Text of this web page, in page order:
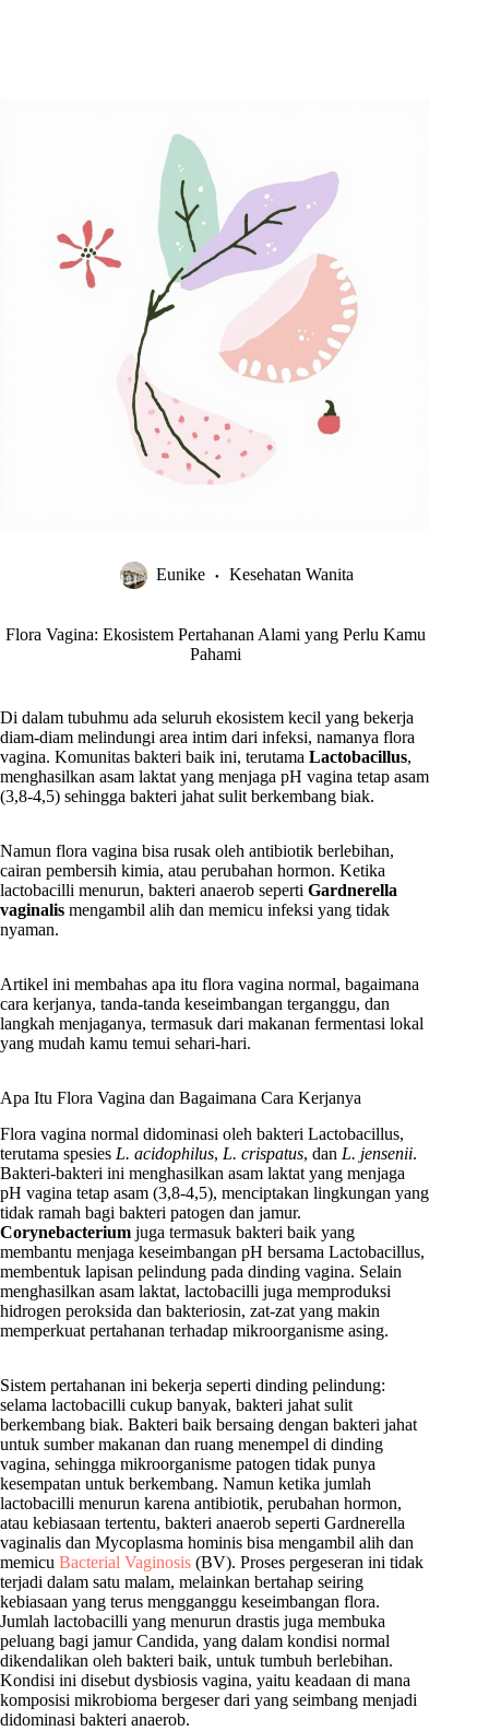
Eunike Kesehatan Wanita
Flora Vagina: Ekosistem Pertahanan Alami yang Perlu Kamu
Pahami
Di dalam tubuhmu ada seluruh ekosistem kecil yang bekerja
diam-diam melindungi area intim dari infeksi, namanya flora
vagina. Komunitas bakteri baik ini, terutama Lactobacillus,
menghasilkan asam laktat yang menjaga pH vagina tetap asam
(3,8-4,5) sehingga bakteri jahat sulit berkembang biak.
Namun flora vagina bisa rusak oleh antibiotik berlebihan,
cairan pembersih kimia, atau perubahan hormon. Ketika
lactobacilli menurun, bakteri anaerob seperti Gardnerella
vaginalis mengambil alih dan memicu infeksi yang tidak
nyaman.
Artikel ini membahas apa itu flora vagina normal, bagaimana
cara kerjanya, tanda-tanda keseimbangan terganggu, dan
langkah menjaganya, termasuk dari makanan fermentasi lokal
yang mudah kamu temui sehari-hari.
Apa Itu Flora Vagina dan Bagaimana Cara Kerjanya
Flora vagina normal didominasi oleh bakteri Lactobacillus,
terutama spesies L. acidophilus, L. crispatus, dan L. jensenii.
Bakteri-bakteri ini menghasilkan asam laktat yang menjaga
pH vagina tetap asam (3,8-4,5), menciptakan lingkungan yang
tidak ramah bagi bakteri patogen dan jamur.
Corynebacterium juga termasuk bakteri baik yang
membantu menjaga keseimbangan pH bersama Lactobacillus,
membentuk lapisan pelindung pada dinding vagina. Selain
menghasilkan asam laktat, lactobacilli juga memproduksi
hidrogen peroksida dan bakteriosin, zat-zat yang makin
memperkuat pertahanan terhadap mikroorganisme asing.
Sistem pertahanan ini bekerja seperti dinding pelindung:
selama lactobacilli cukup banyak, bakteri jahat sulit
berkembang biak. Bakteri baik bersaing dengan bakteri jahat
untuk sumber makanan dan ruang menempel di dinding
vagina, sehingga mikroorganisme patogen tidak punya
kesempatan untuk berkembang. Namun ketika jumlah
lactobacilli menurun karena antibiotik, perubahan hormon,
atau kebiasaan tertentu, bakteri anaerob seperti Gardnerella
vaginalis dan Mycoplasma hominis bisa mengambil alih dan
memicu Bacterial Vaginosis (BV). Proses pergeseran ini tidak
terjadi dalam satu malam, melainkan bertahap seiring
kebiasaan yang terus mengganggu keseimbangan flora.
Jumlah lactobacilli yang menurun drastis juga membuka
peluang bagi jamur Candida, yang dalam kondisi normal
dikendalikan oleh bakteri baik, untuk tumbuh berlebihan.
Kondisi ini disebut dysbiosis vagina, yaitu keadaan di mana
komposisi mikrobioma bergeser dari yang seimbang menjadi
didominasi bakteri anaerob.